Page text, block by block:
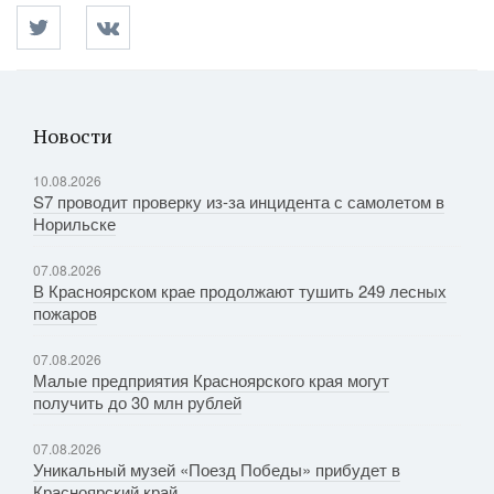
Новости
10.08.2026
S7 проводит проверку из-за инцидента с самолетом в
Норильске
07.08.2026
В Красноярском крае продолжают тушить 249 лесных
пожаров
07.08.2026
Малые предприятия Красноярского края могут
получить до 30 млн рублей
07.08.2026
Уникальный музей «Поезд Победы» прибудет в